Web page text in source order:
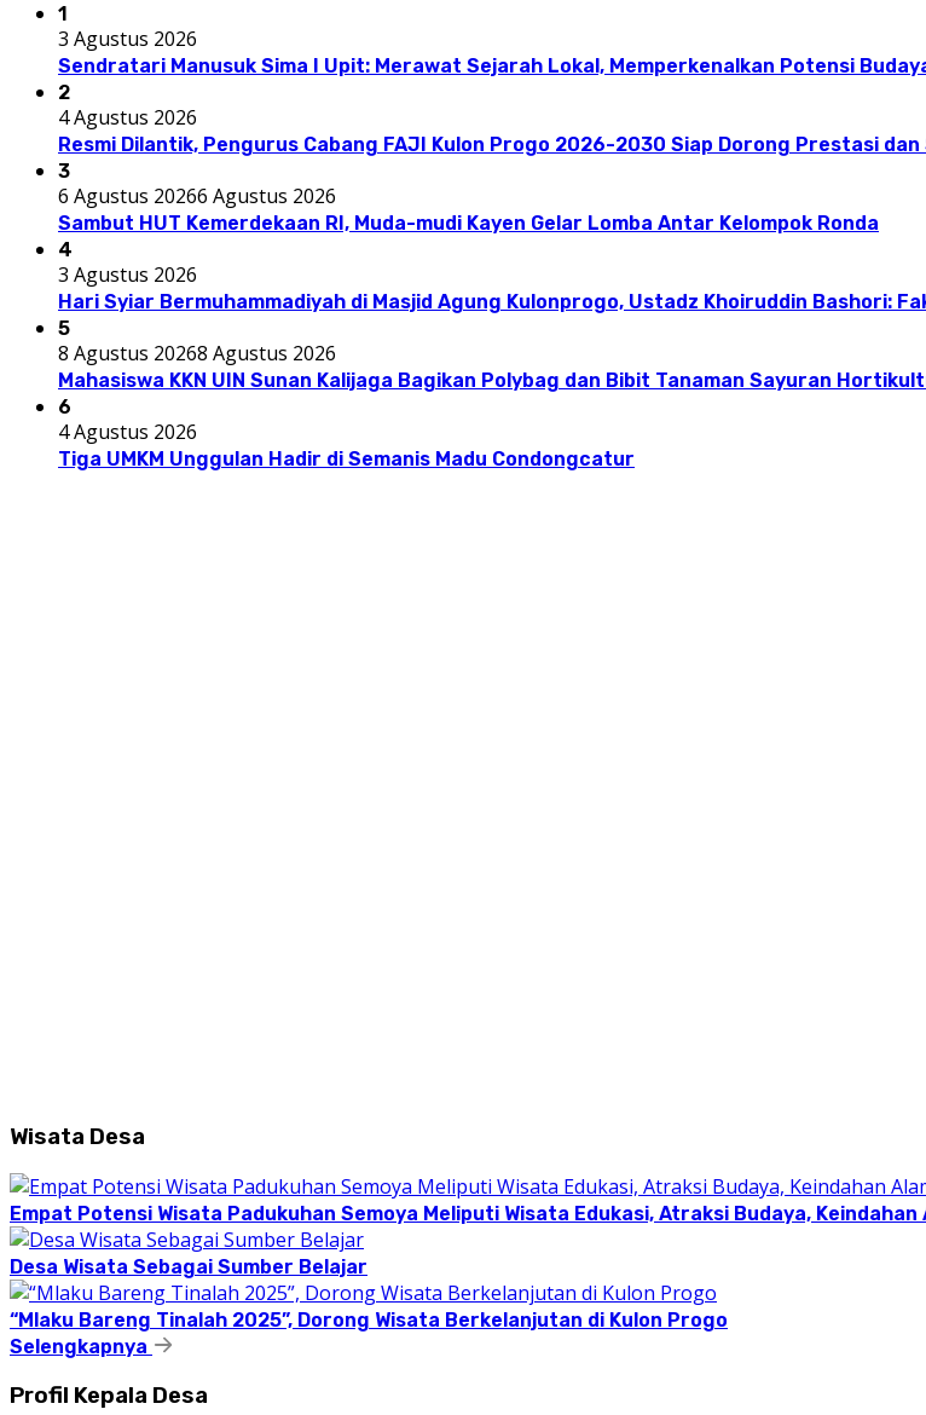
1
3 Agustus 2026
Sendratari Manusuk Sima I Upit: Merawat Sejarah Lokal, Memperkenalkan Potensi
2
4 Agustus 2026
Resmi Dilantik, Pengurus Cabang FAJI Kulon Progo 2026-2030 Siap Dorong Prestasi
3
6 Agustus 20266 Agustus 2026
Sambut HUT Kemerdekaan RI, Muda-mudi Kayen Gelar Lomba Antar Kelompok Ronda
4
3 Agustus 2026
Hari Syiar Bermuhammadiyah di Masjid Agung Kulonprogo, Ustadz Khoiruddin Bashori:
5
8 Agustus 20268 Agustus 2026
Mahasiswa KKN UIN Sunan Kalijaga Bagikan Polybag dan Bibit Tanaman Sayuran
6
4 Agustus 2026
Tiga UMKM Unggulan Hadir di Semanis Madu Condongcatur
Wisata Desa
Empat Potensi Wisata Padukuhan Semoya Meliputi Wisata Edukasi, Atraksi Budaya, Keindahan
Desa Wisata Sebagai Sumber Belajar
“Mlaku Bareng Tinalah 2025”, Dorong Wisata Berkelanjutan di Kulon Progo
Selengkapnya
Profil Kepala Desa